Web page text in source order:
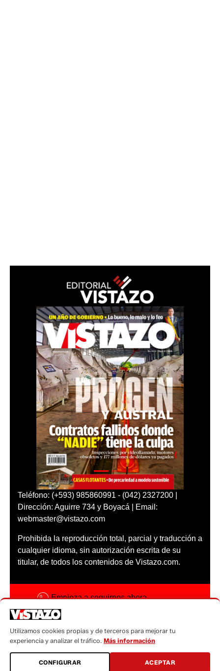
Teléfono: (+593) 985860991 - (042) 2327200 |
Dirección: Aguirre 734 y Boyacá | Email:
webmaster@vistazo.com
Prohibida la reproducción total, parcial y traducción a
cualquier idioma, sin autorización escrita de su
titular, de todos los contenidos de Vistazo.com.
Empieza a seguirnos ahora
Código ética
Sugerencias a:
sugerencias@vistazo.com
Utilizamos cookies propias y de terceros para mejorar tu
experiencia y analizar el tráfico. Más información
CONFIGURAR ACEPTAR